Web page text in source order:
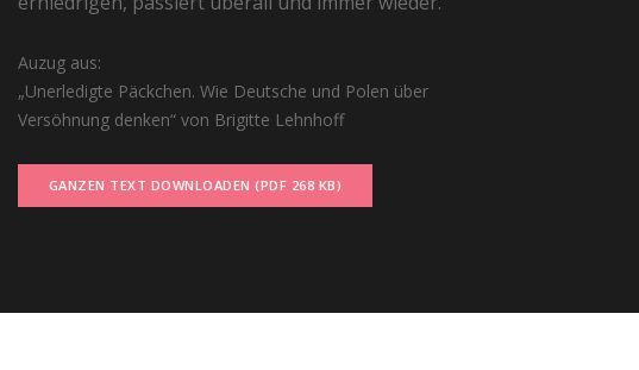
Auzug aus:
„Unerledigte Päckchen. Wie Deutsche und Polen über
Versöhnung denken“ von Brigitte Lehnhoff
GANZEN TEXT DOWNLOADEN (PDF 268 KB)